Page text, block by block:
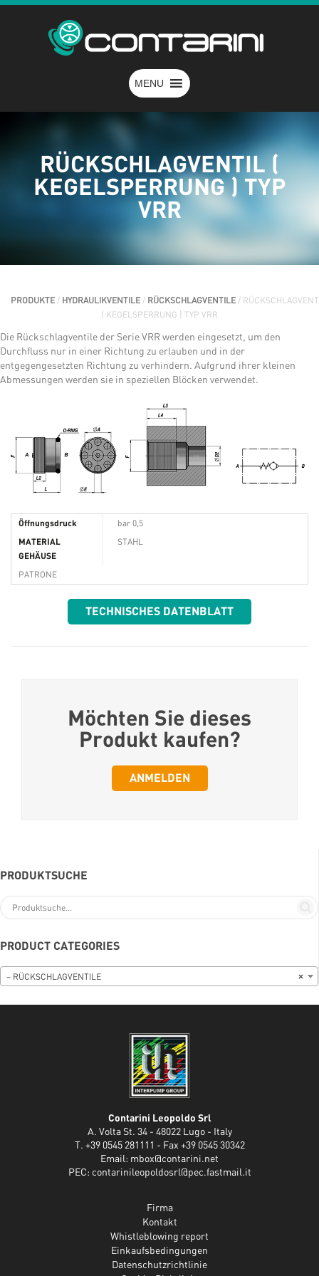
MENU
RÜCKSCHLAGVENTIL (
KEGELSPERRUNG ) TYP
VRR
PRODUKTE / HYDRAULIKVENTILE / RÜCKSCHLAGVENTILE /
( KEGELSPERRUNG ) TYP VRR
Die Rückschlagventile der Serie VRR werden eingesetzt, um den
Durchfluss nur in einer Richtung zu erlauben und in der
entgegengesetzten Richtung zu verhindern. Aufgrund ihrer kleinen
Abmessungen werden sie in speziellen Blöcken verwendet.
Öffnungsdruck bar 0,5
MATERIAL
GEHÄUSE
STAHL
PATRONE
TECHNISCHES DATENBLATT
Möchten Sie dieses
Produkt kaufen?
ANMELDEN
PRODUKTSUCHE
PRODUCT CATEGORIES
×
– RÜCKSCHLAGVENTILE
Contarini Leopoldo Srl
A. Volta St. 34 - 48022 Lugo - Italy
T. +39 0545 281111 - Fax +39 0545 30342
Email: mbox@contarini.net
PEC: contarinileopoldosrl@pec.fastmail.it
Firma
Kontakt
Whistleblowing report
Einkaufsbedingungen
Datenschutzrichtlinie